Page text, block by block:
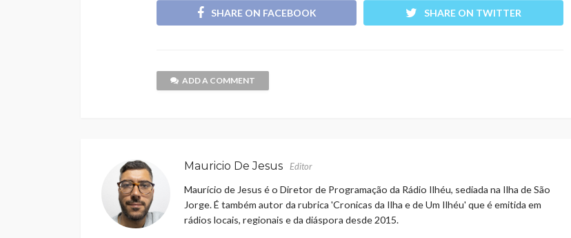
SHARE ON FACEBOOK SHARE ON TWITTER
ADD A COMMENT
Mauricio De Jesus Editor
Maurício de Jesus é o Diretor de Programação da Rádio Ilhéu, sediada na Ilha de São
Jorge. É também autor da rubrica 'Cronicas da Ilha e de Um Ilhéu' que é emitida em
rádios locais, regionais e da diáspora desde 2015.